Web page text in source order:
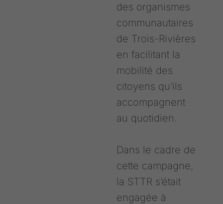
des organismes
communautaires
de Trois-Rivières
en facilitant la
mobilité des
citoyens qu’ils
accompagnent
au quotidien.
Dans le cadre de
cette campagne,
la STTR s’était
engagée à